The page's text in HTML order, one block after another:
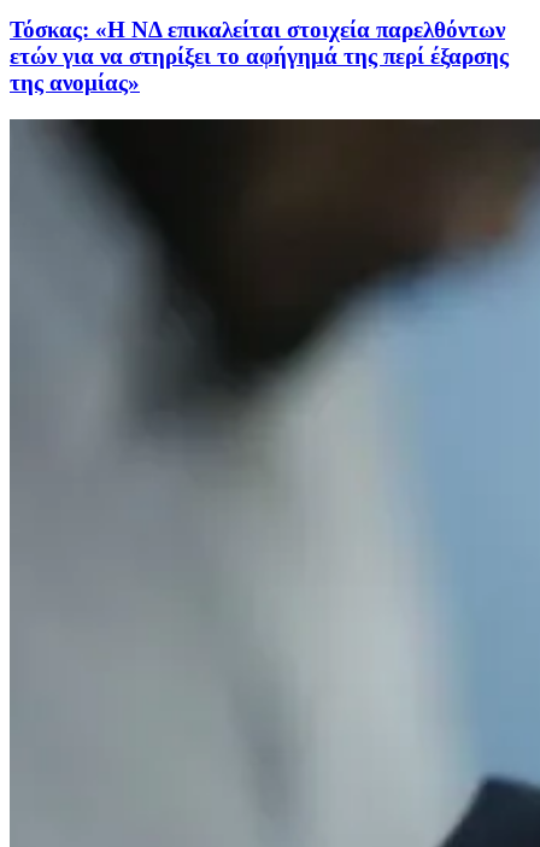
Τόσκας: «Η ΝΔ επικαλείται στοιχεία παρελθόντων
ετών για να στηρίξει το αφήγημά της περί έξαρσης
της ανομίας»